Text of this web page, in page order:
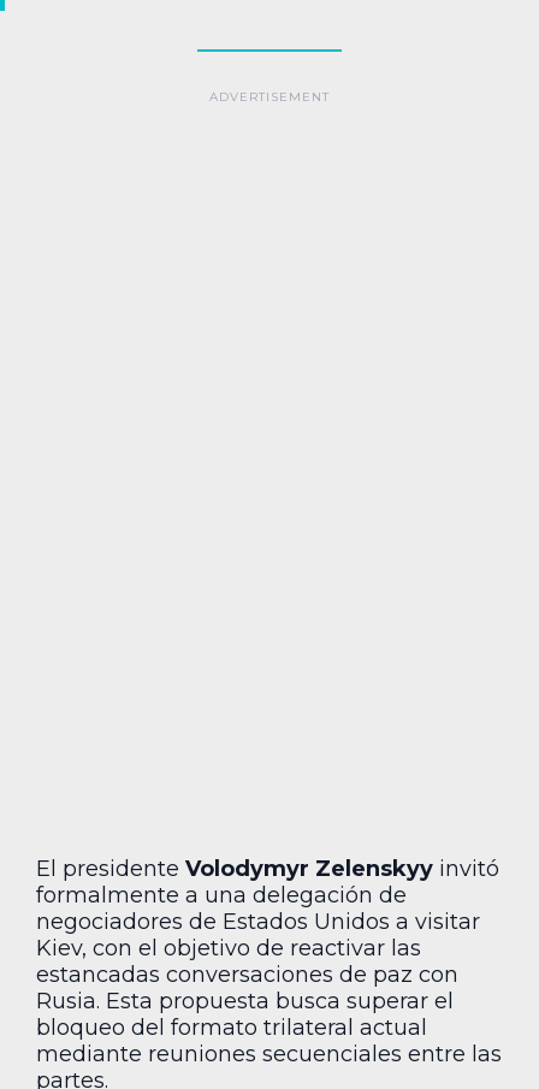
El presidente Volodymyr Zelenskyy invitó
formalmente a una delegación de
negociadores de Estados Unidos a visitar
Kiev, con el objetivo de reactivar las
estancadas conversaciones de paz con
Rusia. Esta propuesta busca superar el
bloqueo del formato trilateral actual
mediante reuniones secuenciales entre las
partes.